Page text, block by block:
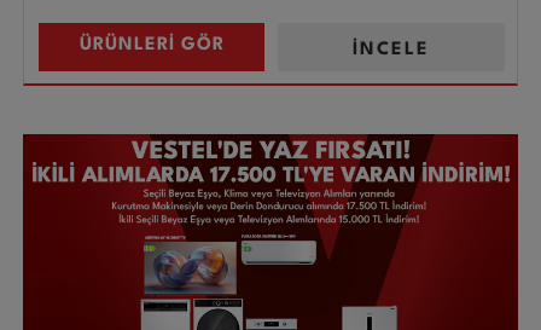
İNCELE
ÜRÜNLERİ GÖR